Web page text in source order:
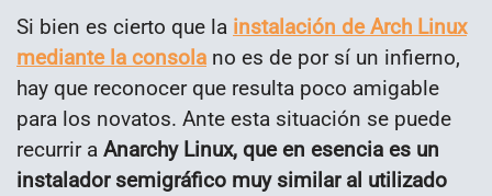
Si bien es cierto que la instalación de Arch Linux
mediante la consola no es de por sí un infierno,
hay que reconocer que resulta poco amigable
para los novatos. Ante esta situación se puede
recurrir a Anarchy Linux, que en esencia es un
instalador semigráfico muy similar al utilizado